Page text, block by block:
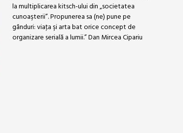
la multiplicarea kitsch-ului din „societatea
cunoaşterii”. Propunerea sa (ne) pune pe
gânduri: viaţa şi arta bat orice concept de
organizare serială a lumii.” Dan Mircea Cipariu